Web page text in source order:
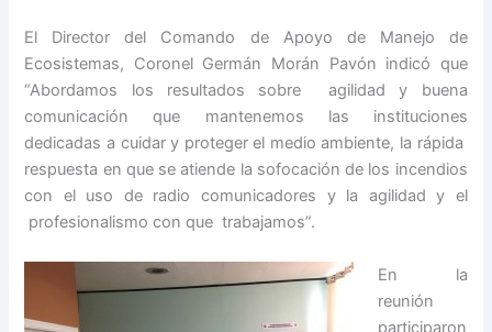
El Director del Comando de Apoyo de Manejo de
Ecosistemas, Coronel Germán Morán Pavón indicó que
“Abordamos los resultados sobre agilidad y buena
comunicación que mantenemos las instituciones
dedicadas a cuidar y proteger el medio ambiente, la rápida
respuesta en que se atiende la sofocación de los incendios
con el uso de radio comunicadores y la agilidad y el
profesionalismo con que trabajamos”.
En la
reunión
participaron